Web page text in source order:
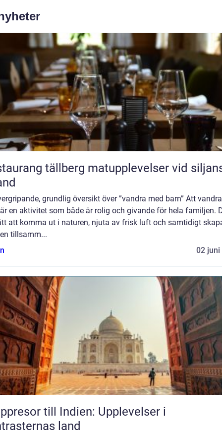
tällberg matupplevelser vid siljans
grundlig översikt över ”vandra med barn” Att
en aktivitet som både är rolig och givande för hela familjen.
att komma ut i naturen, njuta av frisk luft och samtidigt
tillsamm...
02 juni
till Indien: Upplevelser i
land